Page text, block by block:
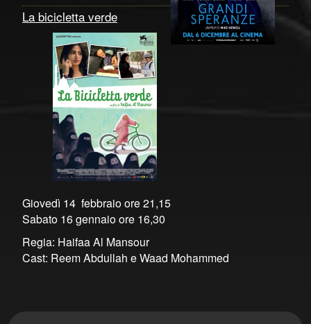
La bicicletta verde
Giovedì 14 febbraio ore 21,15
Sabato 16 gennaio ore 16,30
Regia: Haifaa Al Mansour
Cast: Reem Abdullah e Waad Mohammed